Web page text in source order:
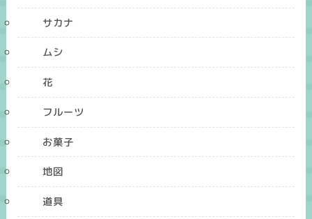
サカナ
ムシ
花
フルーツ
お菓子
地図
道具